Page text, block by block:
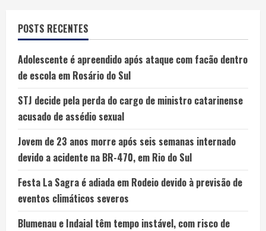
POSTS RECENTES
Adolescente é apreendido após ataque com facão dentro
de escola em Rosário do Sul
STJ decide pela perda do cargo de ministro catarinense
acusado de assédio sexual
Jovem de 23 anos morre após seis semanas internado
devido a acidente na BR-470, em Rio do Sul
Festa La Sagra é adiada em Rodeio devido à previsão de
eventos climáticos severos
Blumenau e Indaial têm tempo instável, com risco de